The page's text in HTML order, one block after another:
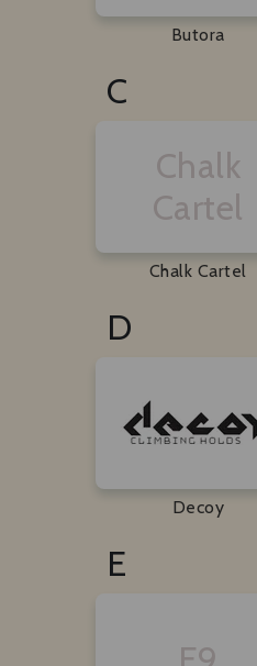
Butora
C
Chalk
Cartel
Chalk Cartel
D
Decoy
E